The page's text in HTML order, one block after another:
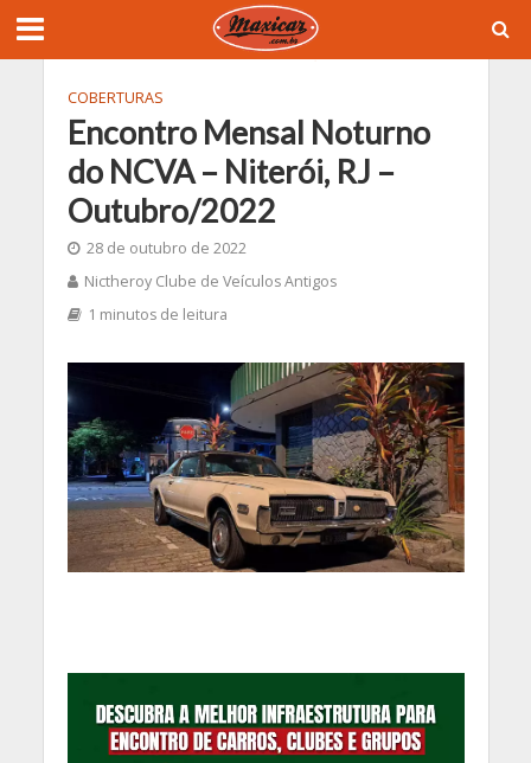
COBERTURAS
Encontro Mensal Noturno
do NCVA – Niterói, RJ –
Outubro/2022
28 de outubro de 2022
Nictheroy Clube de Veículos Antigos
1 minutos de leitura